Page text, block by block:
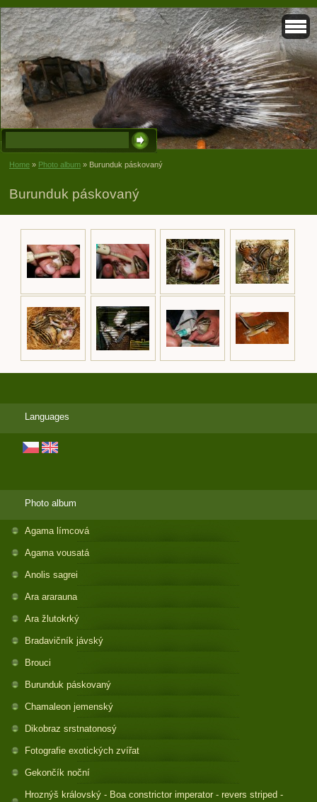
Home » Photo album » Burunduk páskovaný
Burunduk páskovaný
Languages
Photo album
Agama límcová
Agama vousatá
Anolis sagrei
Ara ararauna
Ara žlutokrký
Bradavičník jávský
Brouci
Burunduk páskovaný
Chamaleon jemenský
Dikobraz srstnatonosý
Fotografie exotických zvířat
Gekončík noční
Hroznýš královský - Boa constrictor imperator - revers striped -